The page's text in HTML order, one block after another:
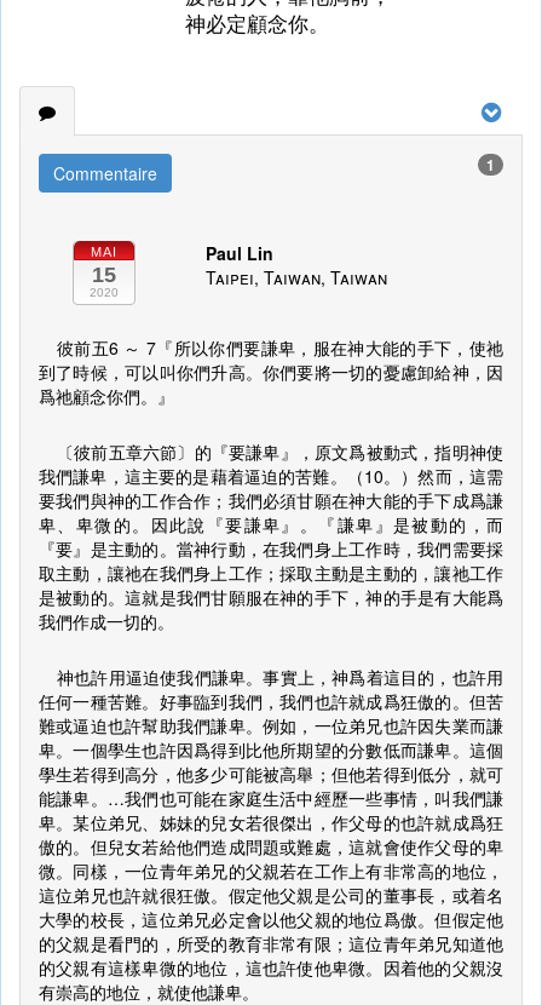
神必定顧念你。
Commentaire 1
MAI
15
2020
Paul Lin
Taipei, Taiwan, Taiwan
彼前五6 ～ 7『所以你們要謙卑，服在神大能的手下，使祂
到了時候，可以叫你們升高。你們要將一切的憂慮卸給神，因
爲祂顧念你們。』
〔彼前五章六節〕的『要謙卑』，原文爲被動式，指明神使
我們謙卑，這主要的是藉着逼迫的苦難。（10。）然而，這需
要我們與神的工作合作；我們必須甘願在神大能的手下成爲謙
卑、卑微的。因此說『要謙卑』。『謙卑』是被動的，而
『要』是主動的。當神行動，在我們身上工作時，我們需要採
取主動，讓祂在我們身上工作；採取主動是主動的，讓祂工作
是被動的。這就是我們甘願服在神的手下，神的手是有大能爲
我們作成一切的。
神也許用逼迫使我們謙卑。事實上，神爲着這目的，也許用
任何一種苦難。好事臨到我們，我們也許就成爲狂傲的。但苦
難或逼迫也許幫助我們謙卑。例如，一位弟兄也許因失業而謙
卑。一個學生也許因爲得到比他所期望的分數低而謙卑。這個
學生若得到高分，他多少可能被高舉；但他若得到低分，就可
能謙卑。…我們也可能在家庭生活中經歷一些事情，叫我們謙
卑。某位弟兄、姊妹的兒女若很傑出，作父母的也許就成爲狂
傲的。但兒女若給他們造成問題或難處，這就會使作父母的卑
微。同樣，一位青年弟兄的父親若在工作上有非常高的地位，
這位弟兄也許就很狂傲。假定他父親是公司的董事長，或着名
大學的校長，這位弟兄必定會以他父親的地位爲傲。但假定他
的父親是看門的，所受的教育非常有限；這位青年弟兄知道他
的父親有這樣卑微的地位，這也許使他卑微。因着他的父親沒
有崇高的地位，就使他謙卑。